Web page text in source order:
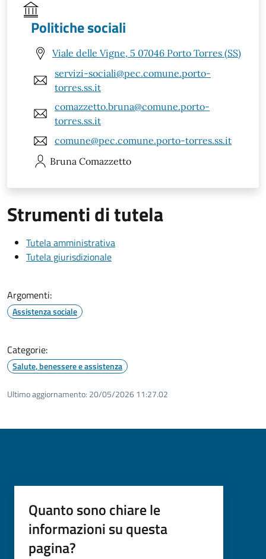
Politiche sociali
Viale delle Vigne, 5 07046 Porto Torres (SS)
servizi-sociali@pec.comune.porto-
torres.ss.it
comazzetto.bruna@comune.porto-
torres.ss.it
comune@pec.comune.porto-torres.ss.it
Bruna Comazzetto
Strumenti di tutela
Tutela amministrativa
Tutela giurisdizionale
Argomenti:
Assistenza sociale
Categorie:
Salute, benessere e assistenza
Ultimo aggiornamento: 20/05/2026 11:27.02
Quanto sono chiare le
informazioni su questa
pagina?